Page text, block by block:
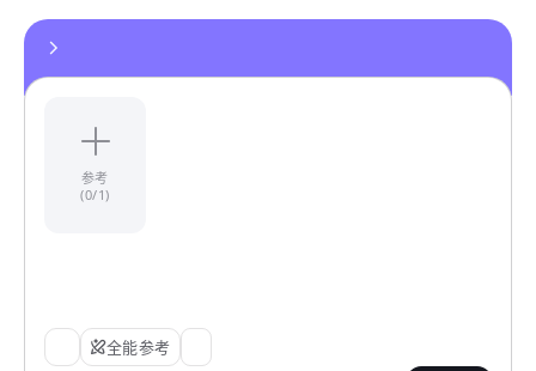
参考
(0/1)
全能参考